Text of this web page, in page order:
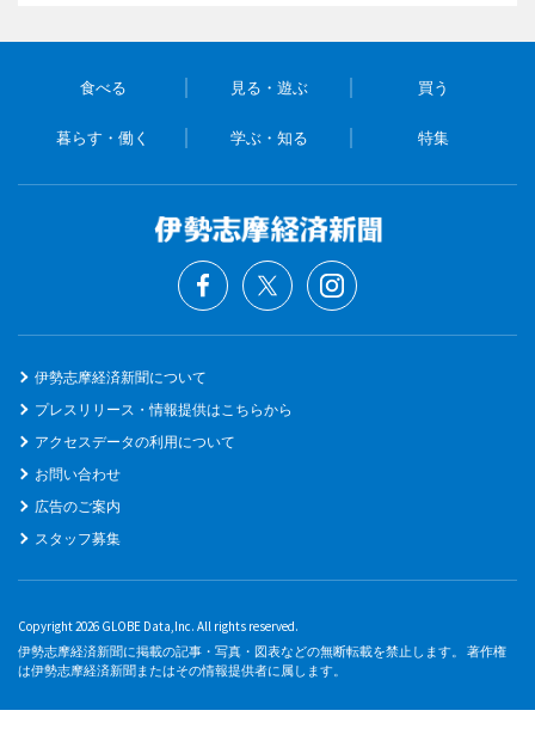
食べる 見る・遊ぶ 買う
暮らす・働く 学ぶ・知る 特集
伊勢志摩経済新聞について
プレスリリース・情報提供はこちらから
アクセスデータの利用について
お問い合わせ
広告のご案内
スタッフ募集
Copyright 2026 GLOBE Data,Inc. All rights reserved.
伊勢志摩経済新聞に掲載の記事・写真・図表などの無断転載を禁止します。 著作権
は伊勢志摩経済新聞またはその情報提供者に属します。